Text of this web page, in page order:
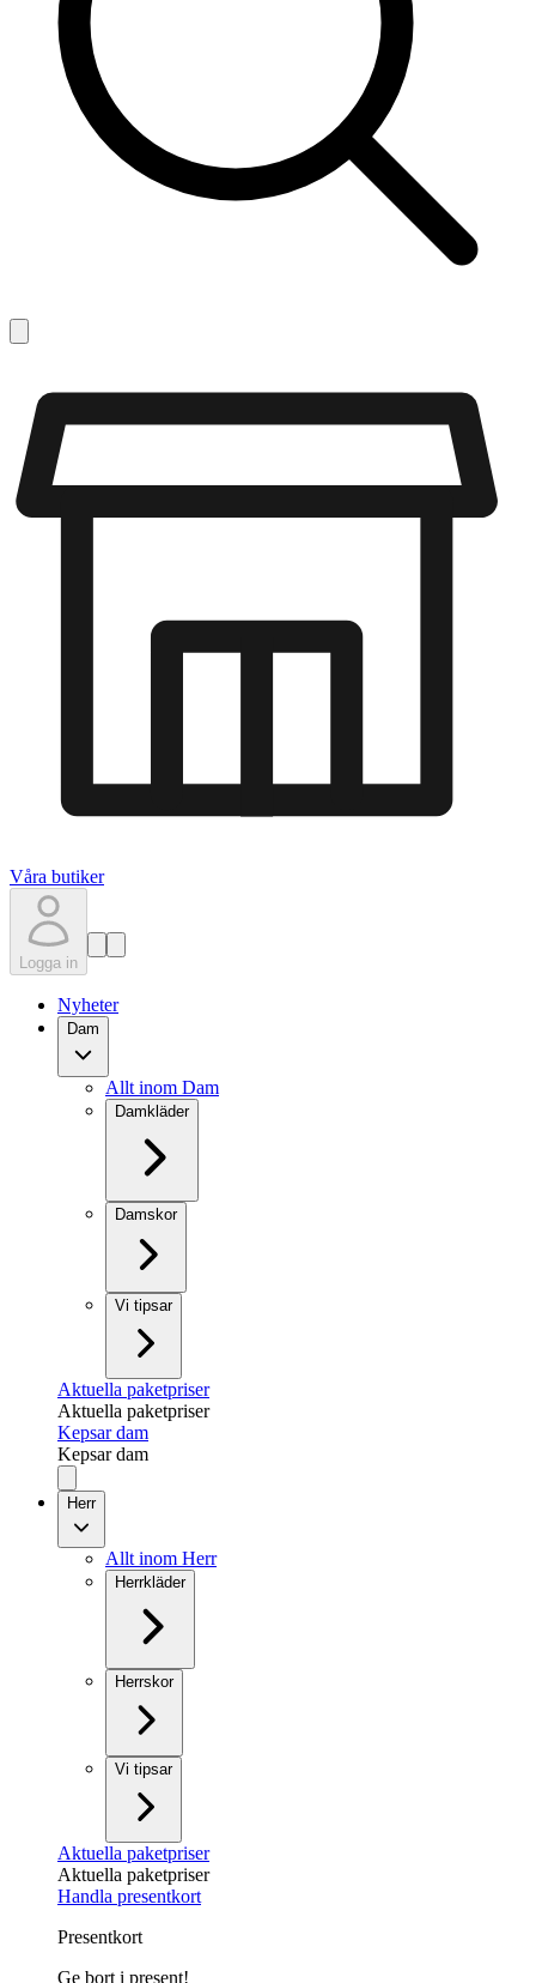
Våra butiker
Logga in
Nyheter
Dam
Allt inom Dam
Damkläder
Damskor
Vi tipsar
Aktuella paketpriser
Aktuella paketpriser
Kepsar dam
Kepsar dam
Herr
Allt inom Herr
Herrkläder
Herrskor
Vi tipsar
Aktuella paketpriser
Aktuella paketpriser
Handla presentkort
Presentkort
Ge bort i present!